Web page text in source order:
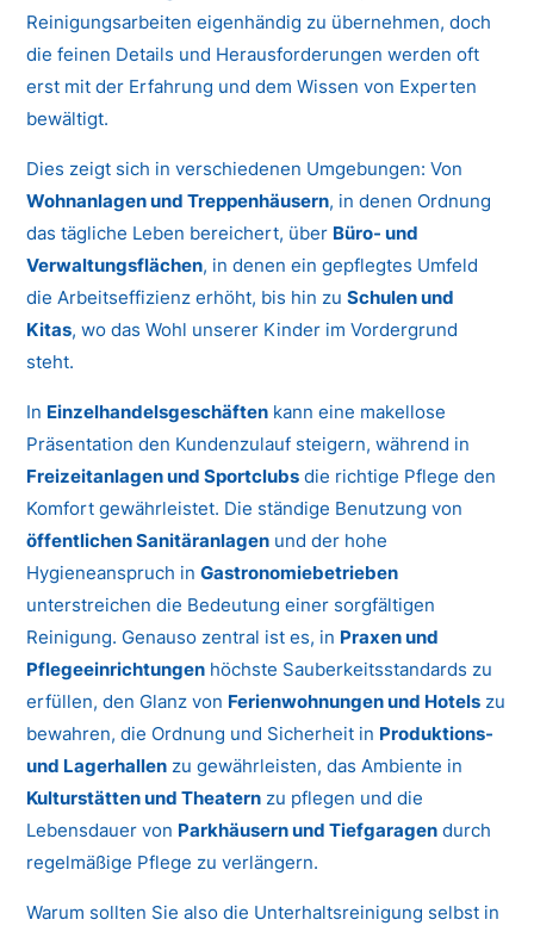
Reinigungsarbeiten eigenhändig zu übernehmen, doch
die feinen Details und Herausforderungen werden oft
erst mit der Erfahrung und dem Wissen von Experten
bewältigt.
Dies zeigt sich in verschiedenen Umgebungen: Von
Wohnanlagen und Treppenhäusern, in denen Ordnung
das tägliche Leben bereichert, über Büro- und
Verwaltungsflächen, in denen ein gepflegtes Umfeld
die Arbeitseffizienz erhöht, bis hin zuSchulen und
Kitas, wo das Wohl unserer Kinder im Vordergrund
steht.
In Einzelhandelsgeschäften kann eine makellose
Präsentation den Kundenzulauf steigern, während in
Freizeitanlagen und Sportclubs die richtige Pflege den
Komfort gewährleistet. Die ständige Benutzung von
öffentlichen Sanitäranlagen und der hohe
Hygieneanspruch inGastronomiebetrieben
unterstreichen die Bedeutung einer sorgfältigen
Reinigung. Genauso zentral ist es, in Praxen und
Pflegeeinrichtungen höchste Sauberkeitsstandards zu
erfüllen, den Glanz von Ferienwohnungen und Hotels zu
bewahren, die Ordnung und Sicherheit in Produktions-
und Lagerhallen zu gewährleisten, das Ambiente in
Kulturstätten und Theatern zu pflegen und die
Lebensdauer von Parkhäusern und Tiefgaragen durch
regelmäßige Pflege zu verlängern.
Warum sollten Sie also die Unterhaltsreinigung selbst in